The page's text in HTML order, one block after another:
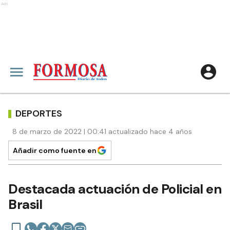
Ads
DEPORTES
8 de marzo de 2022 | 00:41 actualizado hace 4 años
Añadir como fuente en
Destacada actuación de Policial en
Brasil